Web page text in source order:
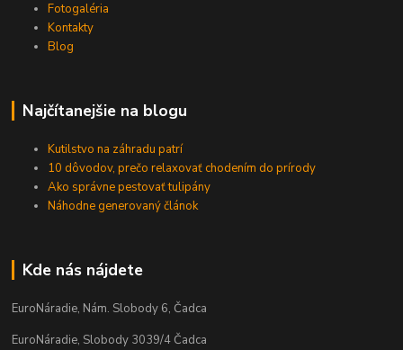
Fotogaléria
Kontakty
Blog
Najčítanejšie na blogu
Kutilstvo na záhradu patrí
10 dôvodov, prečo relaxovať chodením do prírody
Ako správne pestovať tulipány
Náhodne generovaný článok
Kde nás nájdete
EuroNáradie, Nám. Slobody 6, Čadca
EuroNáradie, Slobody 3039/4 Čadca